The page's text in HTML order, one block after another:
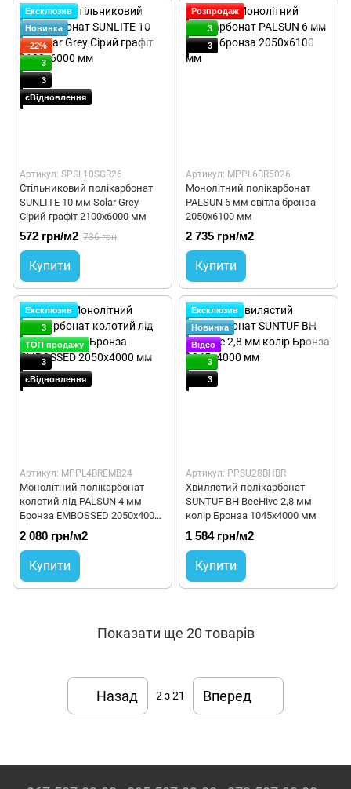
Ексклюзив
Новинка
−22%
3
3
єВідновлення
Артикул: SPSL10SGR26
Cтільниковий полікарбонат
SUNLITE 10 мм Solar Grey
Сірий графіт 2100x6000 мм
572 грн/м2 736 грн
Купити
Розпродаж
3
3
Артикул: MPPL6BR5026
Монолітний полікарбонат
PALSUN 6 мм світла бронза
2050x6100 мм
2 735 грн/м2
Купити
Ексклюзив
3
ТОП продажу
3
єВідновлення
Артикул: MPPL4BREMB24
Монолітний полікарбонат
колотий лід PALSUN 4 мм
Бронза EMBOSSED 2050x4000
мм
2 080 грн/м2
Купити
Ексклюзив
Новинка
Відео
3
3
Артикул: PPSU28BHBR
Хвилястий полікарбонат
SUNTUF BH BeeHive 2,8 мм
колір Бронза 1045x4000 мм
1 584 грн/м2
Купити
Показати ще 20 товарів
Назад 2 з 21 Вперед